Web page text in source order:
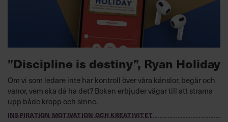
”Discipline is destiny”, Ryan Holiday
Om vi som ledare inte har kontroll över våra känslor, begär och
vanor, vem ska då ha det? Boken erbjuder vägar till att strama
upp både kropp och sinne.
INSPIRATION MOTIVATION OCH KREATIVITET